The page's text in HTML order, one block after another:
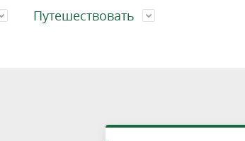
Озеро Плещеево
Экологические тропы и
Прокат велосипедов
Результаты оценки условий
Интерактивная карта
Кадастр объектов
Путешествовать